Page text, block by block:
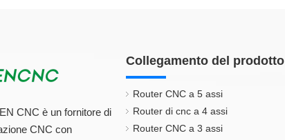
CNC è un fornitore di
CNC con
Collegamento del prodotto
Router CNC a 5 assi
Router di cnc a 4 assi
Router CNC a 3 assi